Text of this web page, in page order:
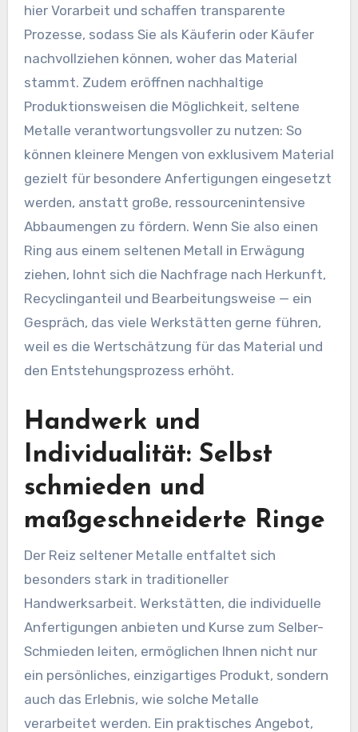
hier Vorarbeit und schaffen transparente
Prozesse, sodass Sie als Käuferin oder Käufer
nachvollziehen können, woher das Material
stammt. Zudem eröffnen nachhaltige
Produktionsweisen die Möglichkeit, seltene
Metalle verantwortungsvoller zu nutzen: So
können kleinere Mengen von exklusivem Material
gezielt für besondere Anfertigungen eingesetzt
werden, anstatt große, ressourcenintensive
Abbaumengen zu fördern. Wenn Sie also einen
Ring aus einem seltenen Metall in Erwägung
ziehen, lohnt sich die Nachfrage nach Herkunft,
Recyclinganteil und Bearbeitungsweise — ein
Gespräch, das viele Werkstätten gerne führen,
weil es die Wertschätzung für das Material und
den Entstehungsprozess erhöht.
Handwerk und
Individualität: Selbst
schmieden und
maßgeschneiderte Ringe
Der Reiz seltener Metalle entfaltet sich
besonders stark in traditioneller
Handwerksarbeit. Werkstätten, die individuelle
Anfertigungen anbieten und Kurse zum Selber-
Schmieden leiten, ermöglichen Ihnen nicht nur
ein persönliches, einzigartiges Produkt, sondern
auch das Erlebnis, wie solche Metalle
verarbeitet werden. Ein praktisches Angebot,